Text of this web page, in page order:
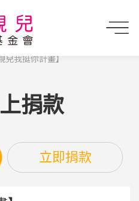
兒我挺你計畫】
捐款
立即捐款